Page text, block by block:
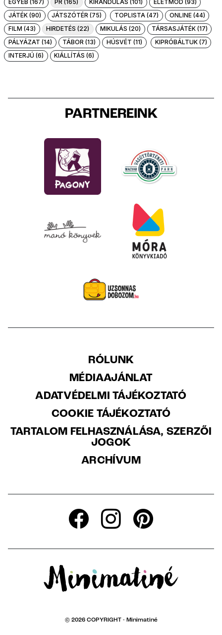
EGYÉB (167)
PR (165) KIRÁNDULÁS (101)
ÉLETMÓD (93)
JÁTÉK (90)
JÁTSZÓTÉR (75) TOPLISTA (47)
ONLINE (44)
FILM (43)
HIRDETÉS (22) MIKULÁS (20)
TÁRSASJÁTÉK (17)
PÁLYÁZAT (14)
TÁBOR (13) HÚSVÉT (11)
KIPRÓBÁLTUK (7)
INTERJÚ (6)
KIÁLLÍTÁS (6)
PARTNEREINK
RÓLUNK
MÉDIAAJÁNLAT
ADATVÉDELMI TÁJÉKOZTATÓ
COOKIE TÁJÉKOZTATÓ
TARTALOM FELHASZNÁLÁSA, SZERZŐI
JOGOK
ARCHÍVUM
© 2026 COPYRIGHT - Minimatiné